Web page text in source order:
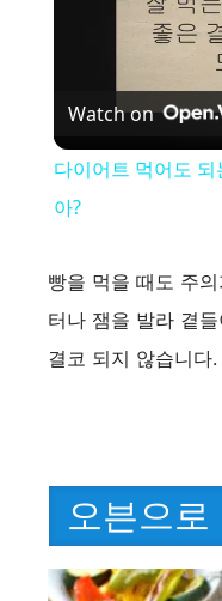
Watch on
다이어트 먹어도
아?
빵을 먹을 때도 주
터나 잼을 발라 곁
결코 되지 않습니다.
오븐으로